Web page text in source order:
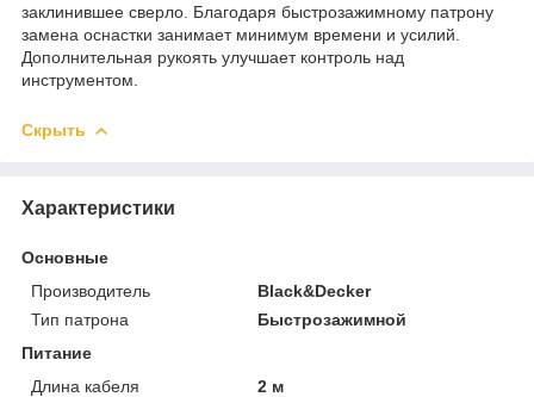
заклинившее сверло. Благодаря быстрозажимному патрону
замена оснастки занимает минимум времени и усилий.
Дополнительная рукоять улучшает контроль над
инструментом.
Скрыть
Характеристики
Основные
Производитель
Black&Decker
Тип патрона
Быстрозажимной
Питание
Длина кабеля
2 м